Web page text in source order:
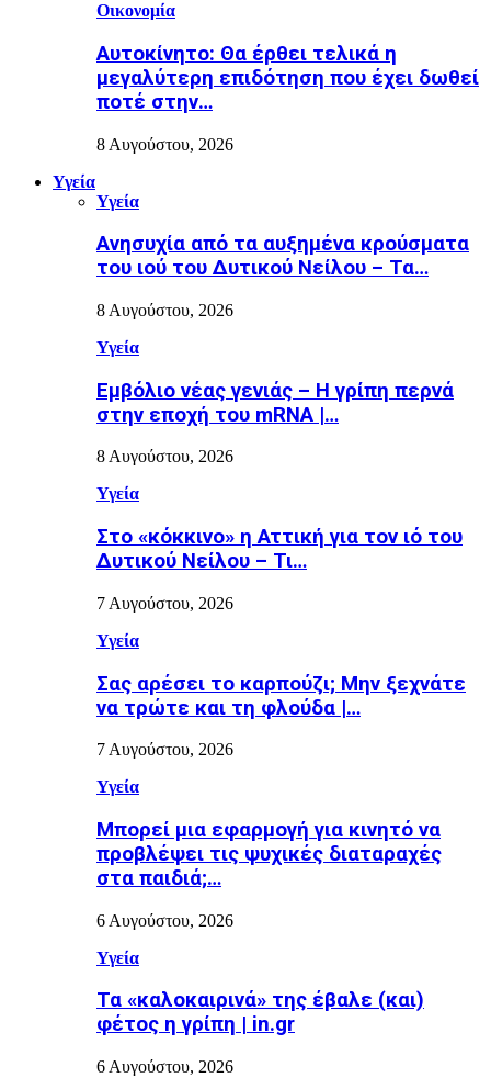
Οικονομία
Αυτοκίνητο: Θα έρθει τελικά η
μεγαλύτερη επιδότηση που έχει δωθεί
ποτέ στην…
8 Αυγούστου, 2026
Υγεία
Υγεία
Ανησυχία από τα αυξημένα κρούσματα
του ιού του Δυτικού Νείλου – Τα…
8 Αυγούστου, 2026
Υγεία
Εµβόλιο νέας γενιάς – Η γρίπη περνά
στην εποχή του mRNA |…
8 Αυγούστου, 2026
Υγεία
Στο «κόκκινο» η Αττική για τον ιό του
Δυτικού Νείλου – Τι…
7 Αυγούστου, 2026
Υγεία
Σας αρέσει το καρπούζι; Μην ξεχνάτε
να τρώτε και τη φλούδα |…
7 Αυγούστου, 2026
Υγεία
Μπορεί μια εφαρμογή για κινητό να
προβλέψει τις ψυχικές διαταραχές
στα παιδιά;…
6 Αυγούστου, 2026
Υγεία
Τα «καλοκαιρινά» της έβαλε (και)
φέτος η γρίπη | in.gr
6 Αυγούστου, 2026